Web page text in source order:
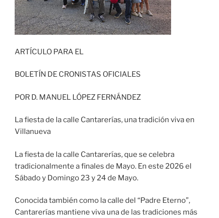
ARTÍCULO PARA EL
BOLETÍN DE CRONISTAS OFICIALES
POR D. MANUEL LÓPEZ FERNÁNDEZ
La fiesta de la calle Cantarerías, una tradición viva en
Villanueva
La fiesta de la calle Cantarerías, que se celebra
tradicionalmente a finales de Mayo. En este 2026 el
Sábado y Domingo 23 y 24 de Mayo.
Conocida también como la calle del “Padre Eterno”,
Cantarerías mantiene viva una de las tradiciones más